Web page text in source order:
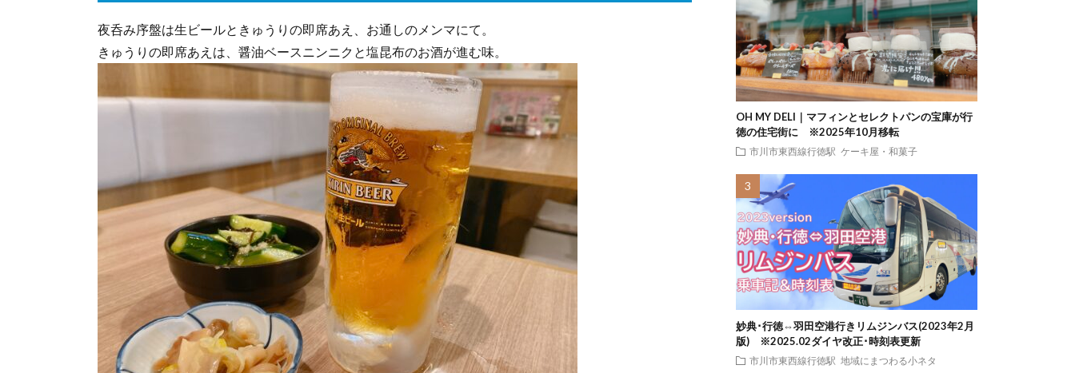
夜呑み序盤は生ビールときゅうりの即席あえ、お通しのメンマにて。
きゅうりの即席あえは、醤油ベースニンニクと塩昆布のお酒が進む味。
OH MY DELI｜マフィンとセレクトパンの宝庫が行
徳の住宅街に ※2025年10月移転
市川市東西線行徳駅 ケーキ屋・和菓子
妙典･行徳⇔羽田空港行きリムジンバス(2023年2月
版) ※2025.02ダイヤ改正･時刻表更新
市川市東西線行徳駅 地域にまつわる小ネタ